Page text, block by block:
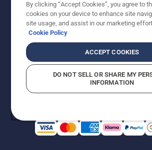
viste priser er vejledende
forbehold for stave- og trykfejl samt
stræber efter at have så nøjagtige
dette websted som muligt. Alle
vejledende udsalgspriser (inkl.
Bekendtgørelse vedr. beskyttelse af
Rapporter formodede
By clicking “Accept Cookies”, you agree to
cookies on your device to enhance site
site usage, and assist in our marketing
Cookie Policy
ACCEPT COOKIES
DO NOT SELL OR SHARE MY
INFORMATION